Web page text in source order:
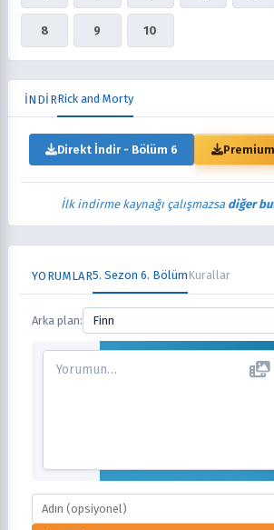
8 9 10
İNDİRRick and Morty
Direkt İndir - Bölüm 6
İlk indirme kaynağı çalışmazsa diğer
YORUMLAR5. Sezon 6. BölümKurallar
Arka plan: Finn